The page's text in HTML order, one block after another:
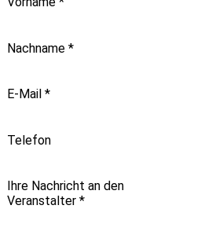
Nachname *
E-Mail *
Telefon
Ihre Nachricht an den
Veranstalter *